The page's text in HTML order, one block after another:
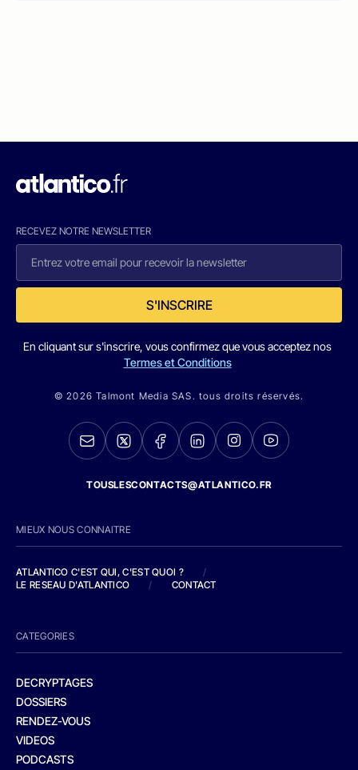
RECEVEZ NOTRE NEWSLETTER
S'INSCRIRE
En cliquant sur s'inscrire, vous confirmez que vous acceptez nos
Termes et Conditions
© 2026 Talmont Media SAS. tous droits réservés.
TOUSLESCONTACTS@ATLANTICO.FR
MIEUX NOUS CONNAITRE
ATLANTICO C'EST QUI, C'EST QUOI ?
/
LE RESEAU D'ATLANTICO
/ CONTACT
CATEGORIES
DECRYPTAGES
DOSSIERS
RENDEZ-VOUS
VIDEOS
PODCASTS